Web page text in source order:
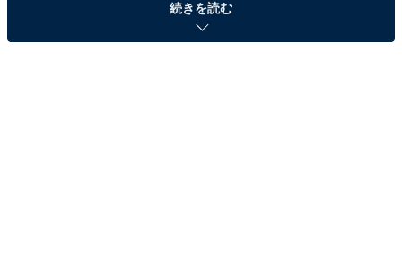
続きを読む